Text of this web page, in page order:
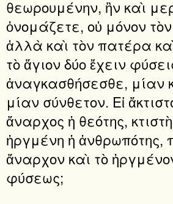
θεωρουμένην, ἣν καὶ
ὀνομάζετε, οὐ μόνον
ἀλλὰ καὶ τὸν πατέρα
τὸ ἅγιον δύο ἔχειν
ἀναγκασθήσεσθε, μίαν
μίαν σύνθετον. Εἰ
ἄναρχος ἡ θεότης,
ἠργμένη ἡ ἀνθρωπότης,
ἄναρχον καὶ τὸ
φύσεως;